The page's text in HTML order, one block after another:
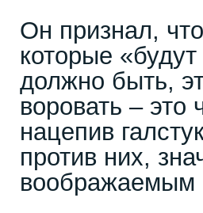
Он признал,
которые
должно быть,
воровать – это
нацепив
против них,
воображаемым